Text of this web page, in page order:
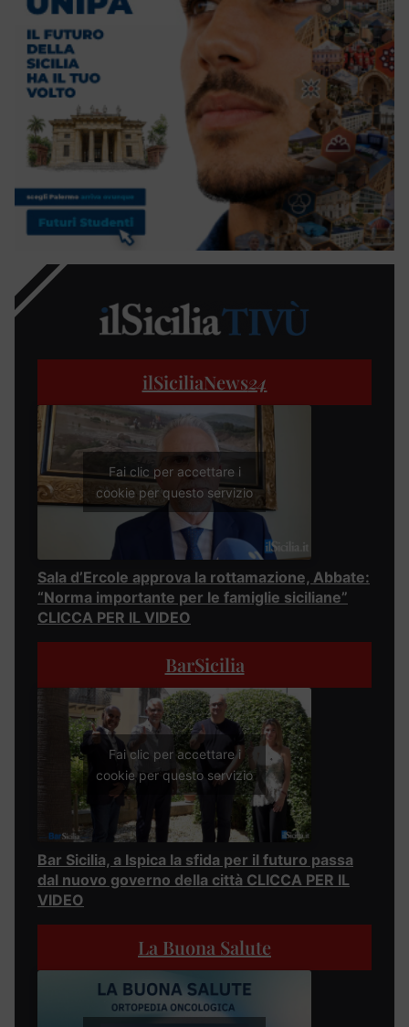
ilSiciliaNews24
Fai clic per accettare i
cookie per questo servizio
Sala d’Ercole approva la rottamazione, Abbate:
“Norma importante per le famiglie siciliane”
CLICCA PER IL VIDEO
BarSicilia
Fai clic per accettare i
cookie per questo servizio
Bar Sicilia, a Ispica la sfida per il futuro passa
dal nuovo governo della città CLICCA PER IL
VIDEO
La Buona Salute